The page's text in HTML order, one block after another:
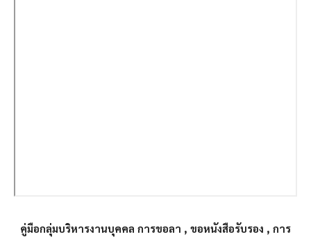
คู่มือกลุ่มบริหารงานบุคคล การขอลา , ขอหนังสือรับรอง , การ